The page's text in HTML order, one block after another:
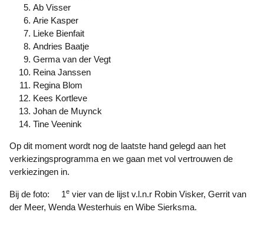
Ab Visser
Arie Kasper
Lieke Bienfait
Andries Baatje
Germa van der Vegt
Reina Janssen
Regina Blom
Kees Kortleve
Johan de Muynck
Tine Veenink
Op dit moment wordt nog de laatste hand gelegd aan het
verkiezingsprogramma en we gaan met vol vertrouwen de
verkiezingen in.
Bij de foto: 1e vier van de lijst v.l.n.r Robin Visker, Gerrit van
der Meer, Wenda Westerhuis en Wibe Sierksma.